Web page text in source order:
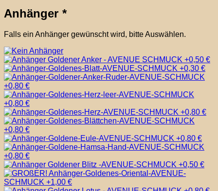
Anhänger *
Falls ein Anhänger gewünscht wird, bitte Auswählen.